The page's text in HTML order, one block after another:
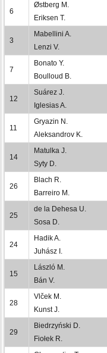
6
Østberg M.
Eriksen T.
3
Mabellini A.
Lenzi V.
7
Bonato Y.
Boulloud B.
12
Suárez J.
Iglesias A.
11
Gryazin N.
Aleksandrov K.
14
Matulka J.
Syty D.
26
Blach R.
Barreiro M.
25
de la Dehesa U.
Sosa D.
24
Hadik A.
Juhász I.
15
László M.
Bán V.
28
Vlček M.
Kunst J.
29
Biedrzyński D.
Fiołek R.